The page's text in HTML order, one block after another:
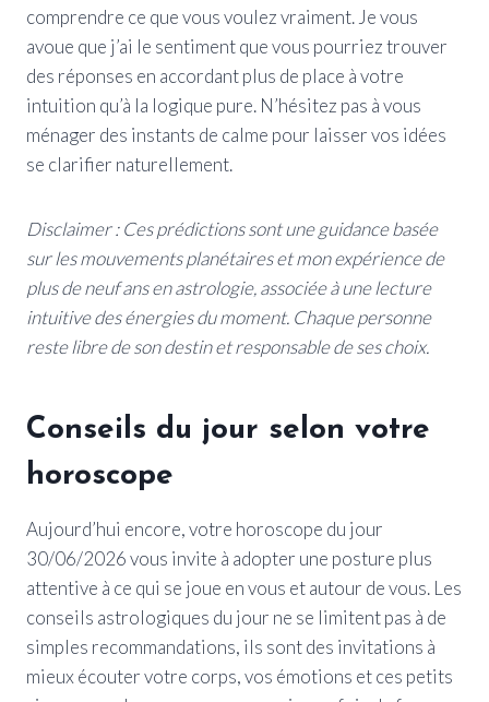
comprendre ce que vous voulez vraiment. Je vous
avoue que j’ai le sentiment que vous pourriez trouver
des réponses en accordant plus de place à votre
intuition qu’à la logique pure. N’hésitez pas à vous
ménager des instants de calme pour laisser vos idées
se clarifier naturellement.
Disclaimer : Ces prédictions sont une guidance basée
sur les mouvements planétaires et mon expérience de
plus de neuf ans en astrologie, associée à une lecture
intuitive des énergies du moment. Chaque personne
reste libre de son destin et responsable de ses choix.
Conseils du jour selon votre
horoscope
Aujourd’hui encore, votre horoscope du jour
30/06/2026 vous invite à adopter une posture plus
attentive à ce qui se joue en vous et autour de vous. Les
conseils astrologiques du jour ne se limitent pas à de
simples recommandations, ils sont des invitations à
mieux écouter votre corps, vos émotions et ces petits